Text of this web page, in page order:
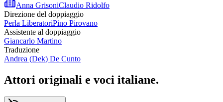
Anna GrisoniClaudio Ridolfo
Direzione del doppiaggio
Perla LiberatoriPino Pirovano
Assistente al doppiaggio
Giancarlo Martino
Traduzione
Andrea (Dek) De Cunto
Attori originali e voci italiane.